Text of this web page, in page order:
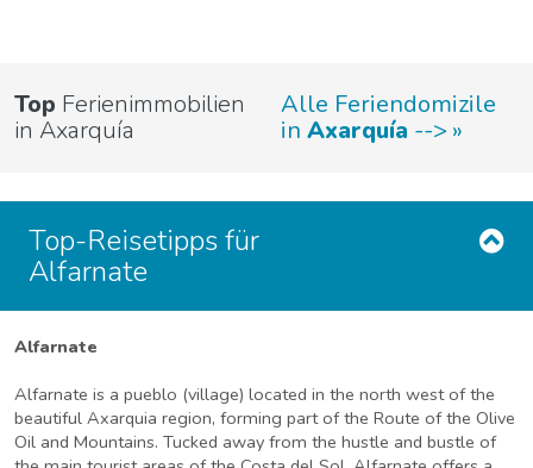
Top Ferienimmobilien
in Axarquía
Alle Feriendomizile
in Axarquía -->
Top-Reisetipps für
Alfarnate
Alfarnate
Alfarnate is a pueblo (village) located in the north west of the
beautiful Axarquia region, forming part of the Route of the Olive
Oil and Mountains. Tucked away from the hustle and bustle of